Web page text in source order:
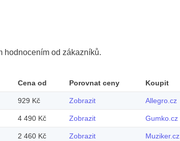
hodnocením od zákazníků.
Cena od Porovnat ceny Koupit
929 Kč Zobrazit Allegro.cz
4 490 Kč Zobrazit Gumko.cz
2 460 Kč Zobrazit Muziker.cz